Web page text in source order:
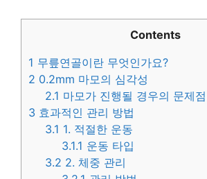
Contents
1 무릎연골이란 무엇인가요?
2 0.2mm 마모의 심각성
2.1 마모가 진행될 경우의 문제점
3 효과적인 관리 방법
3.1 1. 적절한 운동
3.1.1 운동 타입
3.2 2. 체중 관리